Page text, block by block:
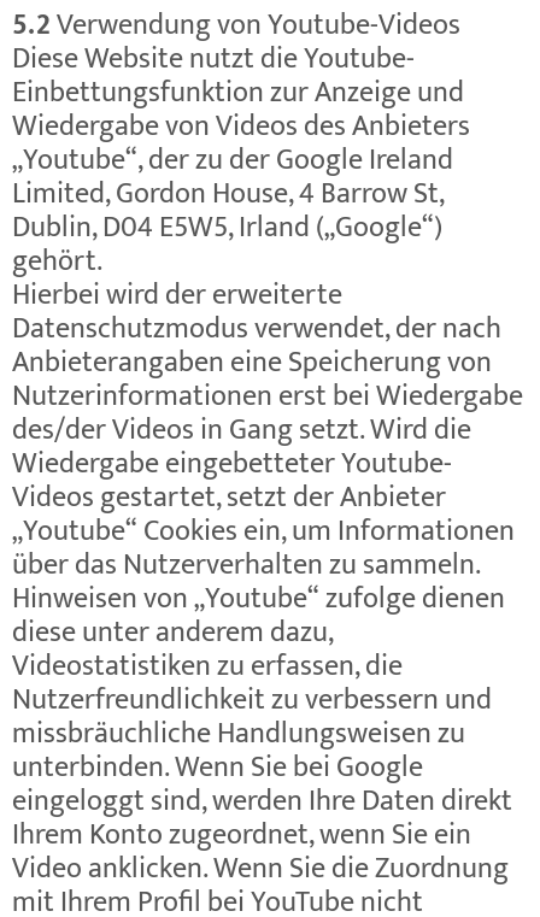
5.2Verwendung von Youtube-Videos
Diese Website nutzt die Youtube-
Einbettungsfunktion zur Anzeige und
Wiedergabe von Videos des Anbieters
„Youtube“, der zu der Google Ireland
Limited, Gordon House, 4 Barrow St,
Dublin, D04 E5W5, Irland („Google“)
gehört.
Hierbei wird der erweiterte
Datenschutzmodus verwendet, der nach
Anbieterangaben eine Speicherung von
Nutzerinformationen erst bei Wiedergabe
des/der Videos in Gang setzt. Wird die
Wiedergabe eingebetteter Youtube-
Videos gestartet, setzt der Anbieter
„Youtube“ Cookies ein, um Informationen
über das Nutzerverhalten zu sammeln.
Hinweisen von „Youtube“ zufolge dienen
diese unter anderem dazu,
Videostatistiken zu erfassen, die
Nutzerfreundlichkeit zu verbessern und
missbräuchliche Handlungsweisen zu
unterbinden. Wenn Sie bei Google
eingeloggt sind, werden Ihre Daten direkt
Ihrem Konto zugeordnet, wenn Sie ein
Video anklicken. Wenn Sie die Zuordnung
mit Ihrem Profil bei YouTube nicht